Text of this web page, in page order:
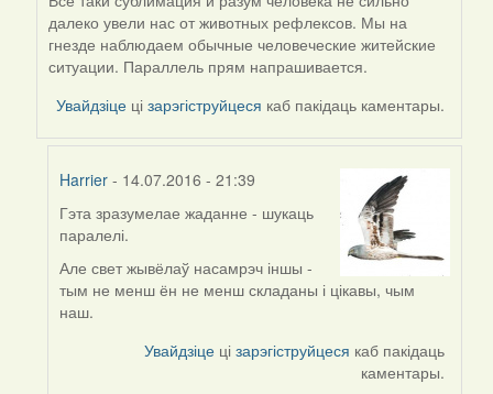
reply
to
by
Harrier
далеко увели нас от животных рефлексов. Мы на
гнезде наблюдаем обычные человеческие житейские
ситуации. Параллель прям напрашивается.
Увайдзіце цізарэгіструйцеся каб пакідаць каментары.
Harrier- 14.07.2016 - 21:39
In
reply
to
by
Viachaslav
Гэта зразумелае жаданне - шукаць
паралелі.
Але свет жывёлаў насамрэч іншы -
тым не менш ён не менш складаны і цікавы, чым
наш.
Увайдзіце цізарэгіструйцеся каб пакідаць
каментары.